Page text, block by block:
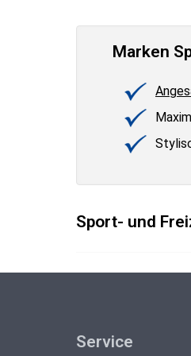
Marken
Sport- und
Service